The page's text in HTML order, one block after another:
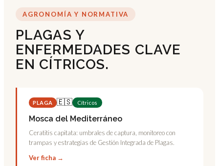
AGRONOMÍA Y NORMATIVA
PLAGAS Y
ENFERMEDADES CLAVE
EN CÍTRICOS.
PLAGA 🇪🇸 Cítricos
Mosca del Mediterráneo
Ceratitis capitata: umbrales de captura, monitoreo con
trampas y estrategias de Gestión Integrada de Plagas.
Ver ficha →